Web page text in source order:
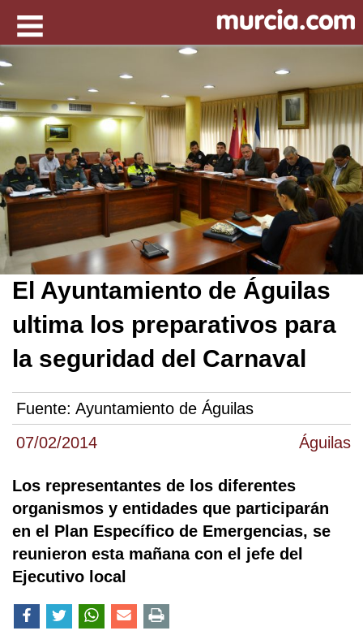
07/02/2014 Águilas
El Ayuntamiento de Águilas
ultima los preparativos para
la seguridad del Carnaval
Fuente: Ayuntamiento de Águilas
Los representantes de los diferentes
organismos y entidades que participarán
en el Plan Específico de Emergencias, se
reunieron esta mañana con el jefe del
Ejecutivo local